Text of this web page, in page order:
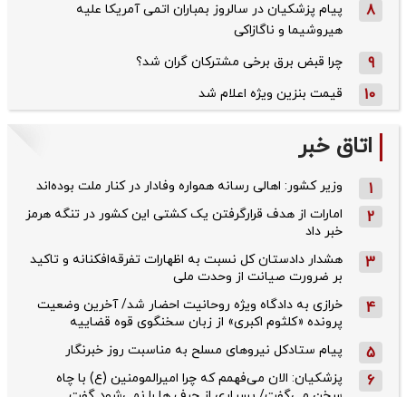
8
پیام پزشکیان در سالروز بمباران اتمی آمریکا علیه
هیروشیما و ناگازاکی
9 چرا قبض برق برخی مشترکان گران شد؟
10 قیمت بنزین ویژه اعلام شد
اتاق خبر
1 وزیر کشور: اهالی رسانه همواره وفادار در کنار ملت بوده‌اند
2
امارات از هدف قرارگرفتن یک کشتی این کشور در تنگه هرمز
خبر داد
3
هشدار دادستان کل نسبت به اظهارات تفرقه‌افکنانه و تاکید
بر ضرورت صیانت از وحدت ملی
4
خرازی به دادگاه ویژه روحانیت احضار شد/ آخرین وضعیت
پرونده «کلثوم اکبری» از زبان سخنگوی قوه قضاییه
5 پیام ستادکل نیروهای مسلح به مناسبت روز خبرنگار
6
پزشکیان: الان می‌فهمم که چرا امیرالمومنین (ع) با چاه